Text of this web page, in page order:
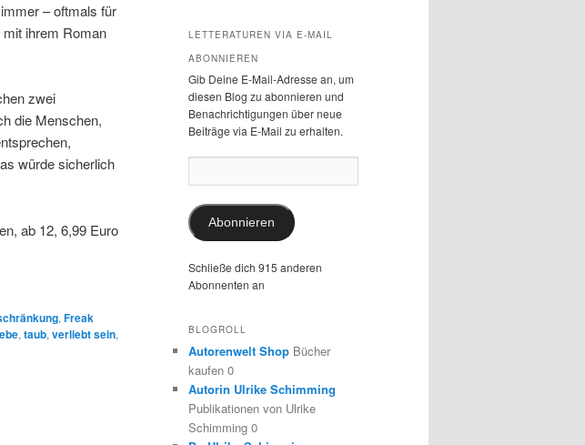
– oftmals für
ihrem Roman
zwei
die Menschen,
würde sicherlich
ab 12, 6,99 Euro
, Freak
, taub, verliebt sein,
LETTERATUREN VIA E-MAIL
ABONNIEREN
Gib Deine E-Mail-Adresse an, um
diesen Blog zu abonnieren und
Benachrichtigungen über neue
Beiträge via E-Mail zu erhalten.
Mail-
Abonnieren
Schließe dich 915 anderen
Abonnenten an
BLOGROLL
Autorenwelt Shop Bücher
kaufen 0
Autorin Ulrike Schimming
Publikationen von Ulrike
Schimming 0